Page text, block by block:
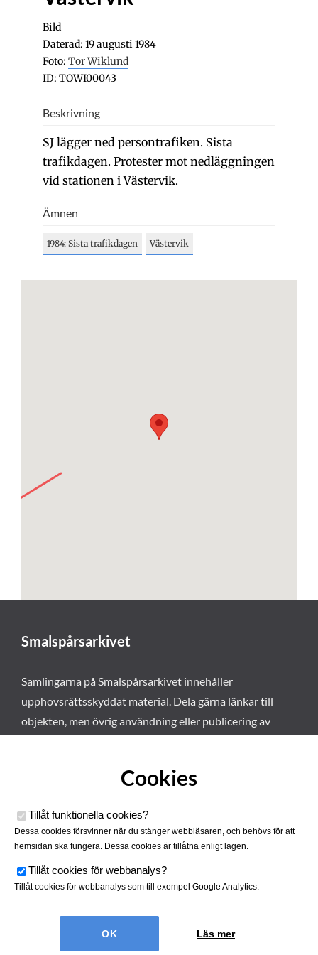
Bild
Daterad: 19 augusti 1984
Foto: Tor Wiklund
ID: TOWI00043
Beskrivning
SJ lägger ned persontrafiken. Sista
trafikdagen. Protester mot nedläggningen
vid stationen i Västervik.
Ämnen
1984: Sista trafikdagen Västervik
Smalspårsarkivet
Samlingarna på Smalspårsarkivet innehåller
upphovsrättsskyddat material. Dela gärna länkar till
objekten, men övrig användning eller publicering av
Smalspårsarkivet drivs av
Tjustbygdens Järnvägsförening
Cookies
Tillåt funktionella cookies?
Dessa cookies försvinner när du stänger webbläsaren, och behövs för att
hemsidan ska fungera. Dessa cookies är tillåtna enligt lagen.
Tillåt cookies för webbanalys?
Tillåt cookies för webbanalys som till exempel Google Analytics.
Läs mer